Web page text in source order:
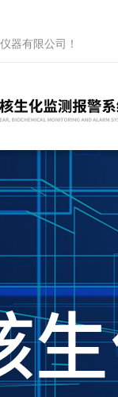
器有限公司 ！